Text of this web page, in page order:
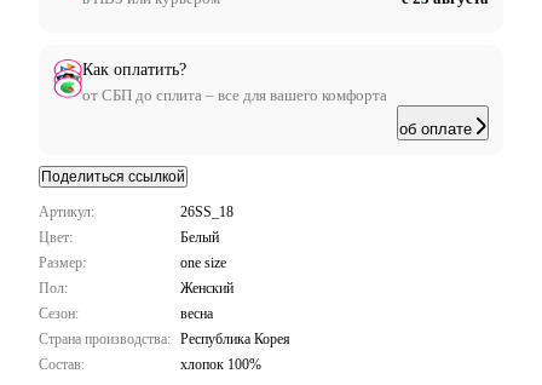
Как оплатить?
от СБП до сплита – все для вашего комфорта
об оплате
Поделиться ссылкой
Артикул:
26SS_18
Цвет:
Белый
Размер:
one size
Пол:
Женский
Сезон:
весна
Страна производства: Республика Корея
Состав:
хлопок 100%